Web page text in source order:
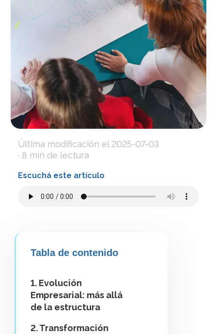
Última modificación el 2025-07-03
· 8 min de lectura
Escuchá este artículo
Tabla de contenido
1. Evolución
Empresarial: más allá
de la estructura
2. Transformación